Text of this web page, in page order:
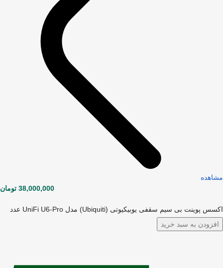
مشاهده
38,000,000 تومان
اکسس پوینت بی سیم سقفی یوبیکیوتی (Ubiquiti) مدل UniFi U6-Pro عدد
افزودن به سبد خرید